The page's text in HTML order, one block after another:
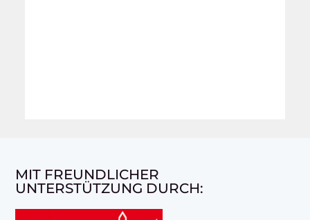
MIT FREUNDLICHER
UNTERSTÜTZUNG DURCH: